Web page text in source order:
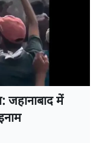
जहानाबाद में